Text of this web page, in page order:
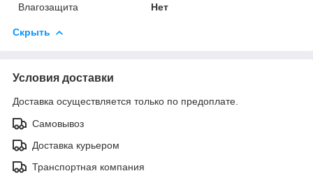
Влагозащита
Нет
Скрыть
Условия доставки
Доставка осуществляется только по предоплате.
Самовывоз
Доставка курьером
Транспортная компания